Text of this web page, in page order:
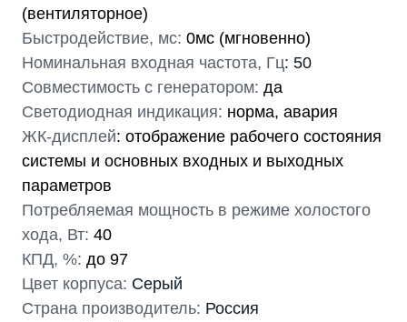
(вентиляторное)
Быстродействие, мс: 0мс (мгновенно)
Номинальная входная частота, Гц: 50
Совместимость с генератором: да
Светодиодная индикация: норма, авария
ЖК-дисплей: отображение рабочего состояния
системы и основных входных и выходных
параметров
Потребляемая мощность в режиме холостого
хода, Вт: 40
КПД, %: до 97
Цвет корпуса: Серый
Страна производитель: Россия